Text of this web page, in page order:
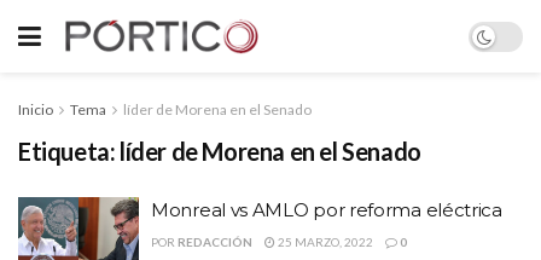
Inicio Tema líder de Morena en el Senado
Etiqueta: líder de Morena en el Senado
Monreal vs AMLO por reforma eléctrica
POR REDACCIÓN 25 MARZO, 2022 0